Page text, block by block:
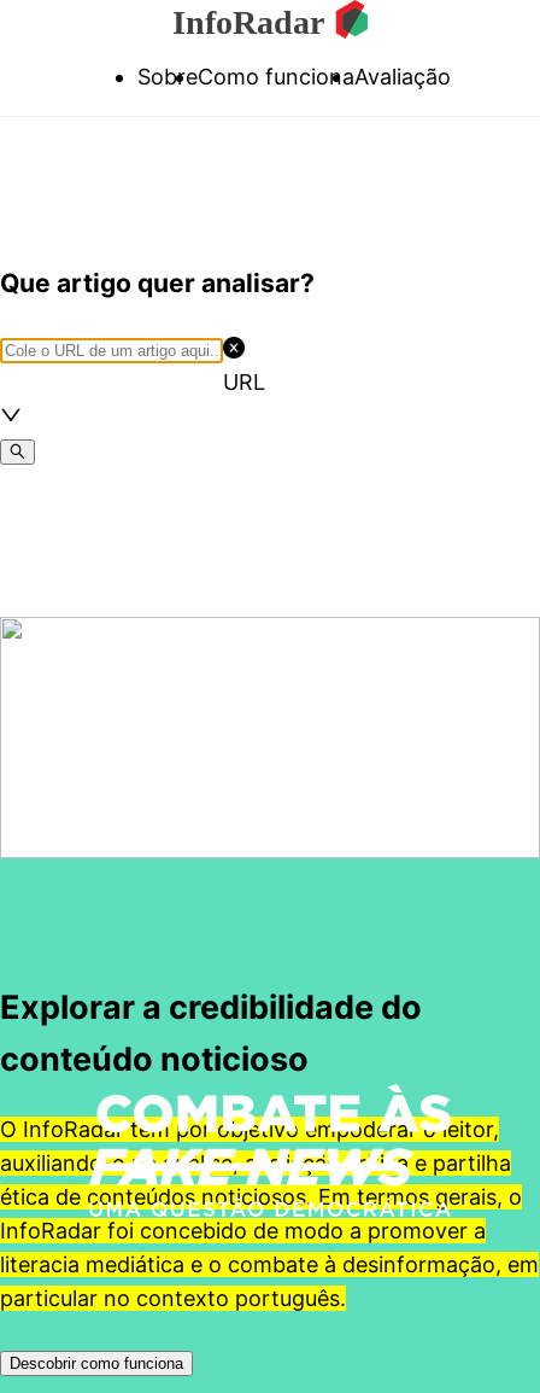
SobreComo funcionaAvaliação
Que artigo quer analisar?
URL
Explorar a credibilidade do
conteúdo noticioso
O InfoRadar tem por objetivo empoderar o leitor,
auxiliando-o na análise, avaliação crítica e partilha
ética de conteúdos noticiosos. Em termos gerais, o
InfoRadar foi concebido de modo a promover a
literacia mediática e o combate à desinformação, em
particular no contexto português.
Descobrir como funciona